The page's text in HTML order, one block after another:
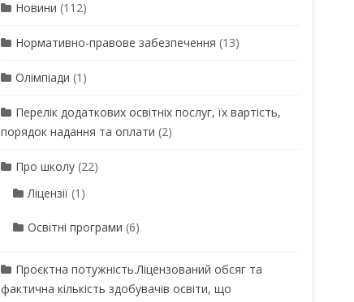
Новини (112)
Нормативно-правове забезпечення (13)
Олімпіади (1)
Перелік додаткових освітніх послуг, їх вартість,
порядок надання та оплати (2)
Про школу(22)
Ліцензії(1)
Освітні програми (6)
Проєктна потужність.Ліцензований обсяг та
фактична кількість здобувачів освіти, що